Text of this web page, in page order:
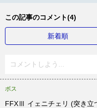
この記事のコメント(4)
新着順
コメントしよう...
ボス
FFXⅢ イェニチェリ (突き立